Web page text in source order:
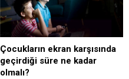
Çocukların ekran karşısında
geçirdiği süre ne kadar
olmalı?